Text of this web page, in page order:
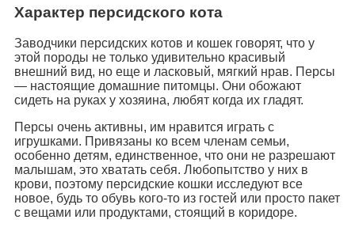
Характер персидского кота
Заводчики персидских котов и кошек говорят, что у
этой породы не только удивительно красивый
внешний вид, но еще и ласковый, мягкий нрав. Персы
— настоящие домашние питомцы. Они обожают
сидеть на руках у хозяина, любят когда их гладят.
Персы очень активны, им нравится играть с
игрушками. Привязаны ко всем членам семьи,
особенно детям, единственное, что они не разрешают
малышам, это хватать себя. Любопытство у них в
крови, поэтому персидские кошки исследуют все
новое, будь то обувь кого-то из гостей или просто пакет
с вещами или продуктами, стоящий в коридоре.